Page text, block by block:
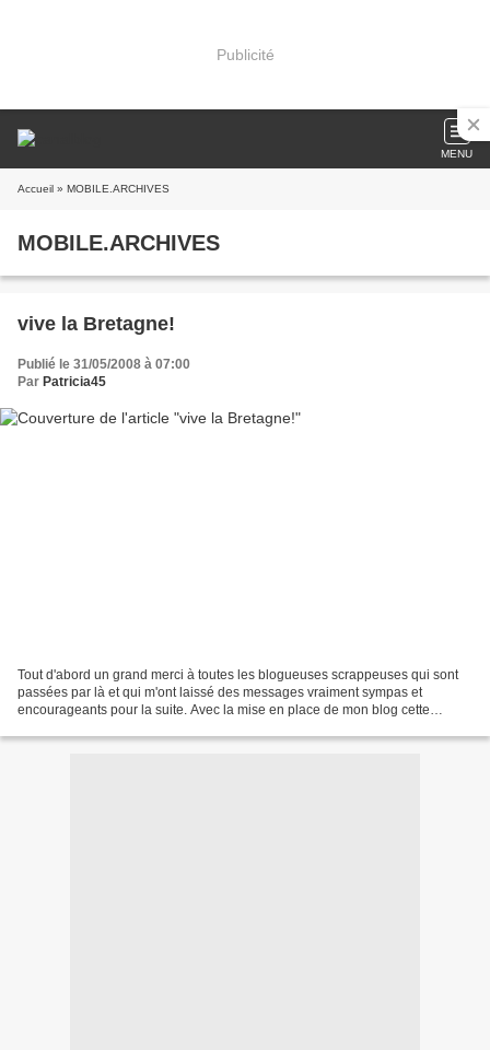
Publicité
MENU
Accueil » MOBILE.ARCHIVES
MOBILE.ARCHIVES
vive la Bretagne!
Publié le 31/05/2008 à 07:00
Par Patricia45
Tout d'abord un grand merci à toutes les blogueuses scrappeuses qui sont
passées par là et qui m'ont laissé des messages vraiment sympas et
encourageants pour la suite. Avec la mise en place de mon blog cette